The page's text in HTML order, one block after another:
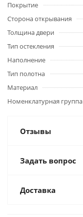
Покрытие
Сторона открывания
Толщина двери
Тип остекления
Наполнение
Тип полотна
Материал
Номенклатурная группа
Отзывы
Задать вопрос
Доставка